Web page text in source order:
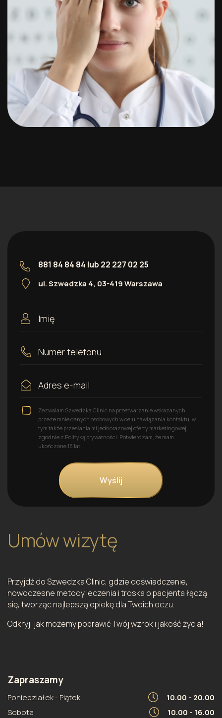
881 84 84 84 lub 22 227 02 25
ul. Szwedzka 4, 03-419 Warszawa
Zezwalam Szwedzka Clinic na przetwarzanie wskazanych
przeze mnie danych osobowych w celu nawiązania kontaktu, w
tym także przesłania mi jednorazowej oferty marketingowej
zgodnie z Polityką prywatności. Potwierdzam, że mam
ukończone 18 lat.
Umów wizytę
Przyjdź do Szwedzka Clinic, gdzie doświadczenie,
nowoczesne metody leczenia i troska o pacjenta łączą
się, tworząc najlepszą opiekę dla Twoich oczu.
Odkryj, jak możemy poprawić Twój wzrok i jakość życia!
Zapraszamy
Poniedziałek - Piątek
10.00 - 20.00
Sobota
10.00 - 16.00